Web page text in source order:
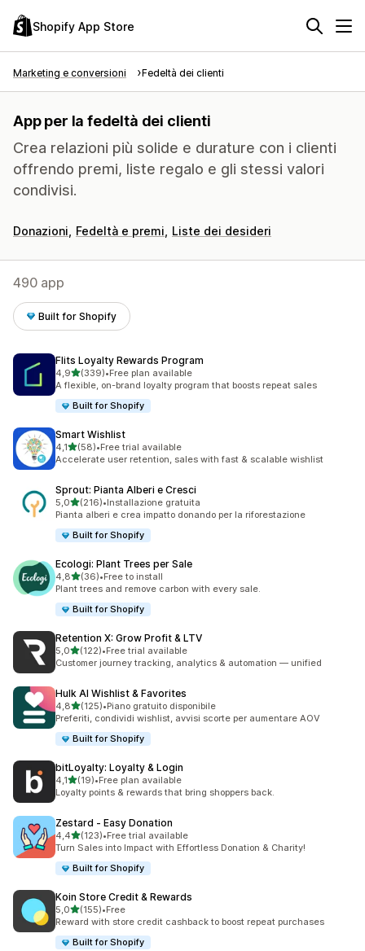
Shopify App Store
Marketing e conversioni Fedeltà dei clienti
App per la fedeltà dei clienti
Crea relazioni più solide e durature con i clienti
offrendo premi, liste regalo e gli stessi valori
condivisi.
Donazioni Fedeltà e premi Liste dei desideri
490 app
Built for Shopify
Flits Loyalty Rewards Program
4,9stelle su 5
(339)
339 recensioni totali
•Free plan available
A flexible, on-brand loyalty program that boosts repeat sales
Built for Shopify
Smart Wishlist
4,1stelle su 5
(58)
58 recensioni totali
•Free trial available
Accelerate user retention, sales with fast & scalable wishlist
Sprout: Pianta Alberi e Cresci
5,0stelle su 5
(216)
216 recensioni totali
•Installazione gratuita
Pianta alberi e crea impatto donando per la riforestazione
Built for Shopify
Ecologi: Plant Trees per Sale
4,8stelle su 5
(36)
36 recensioni totali
•Free to install
Plant trees and remove carbon with every sale.
Built for Shopify
Retention X: Grow Profit & LTV
5,0stelle su 5
(122)
122 recensioni totali
•Free trial available
Customer journey tracking, analytics & automation — unified
Hulk AI Wishlist & Favorites
4,8stelle su 5
(125)
125 recensioni totali
•Piano gratuito disponibile
Preferiti, condividi wishlist, avvisi scorte per aumentare AOV
Built for Shopify
bitLoyalty: Loyalty & Login
4,1stelle su 5
(19)
19 recensioni totali
•Free plan available
Loyalty points & rewards that bring shoppers back.
Zestard ‑ Easy Donation
4,4stelle su 5
(123)
123 recensioni totali
•Free trial available
Turn Sales into Impact with Effortless Donation & Charity!
Built for Shopify
Koin Store Credit & Rewards
5,0stelle su 5
(155)
155 recensioni totali
•Free
Reward with store credit cashback to boost repeat purchases
Built for Shopify